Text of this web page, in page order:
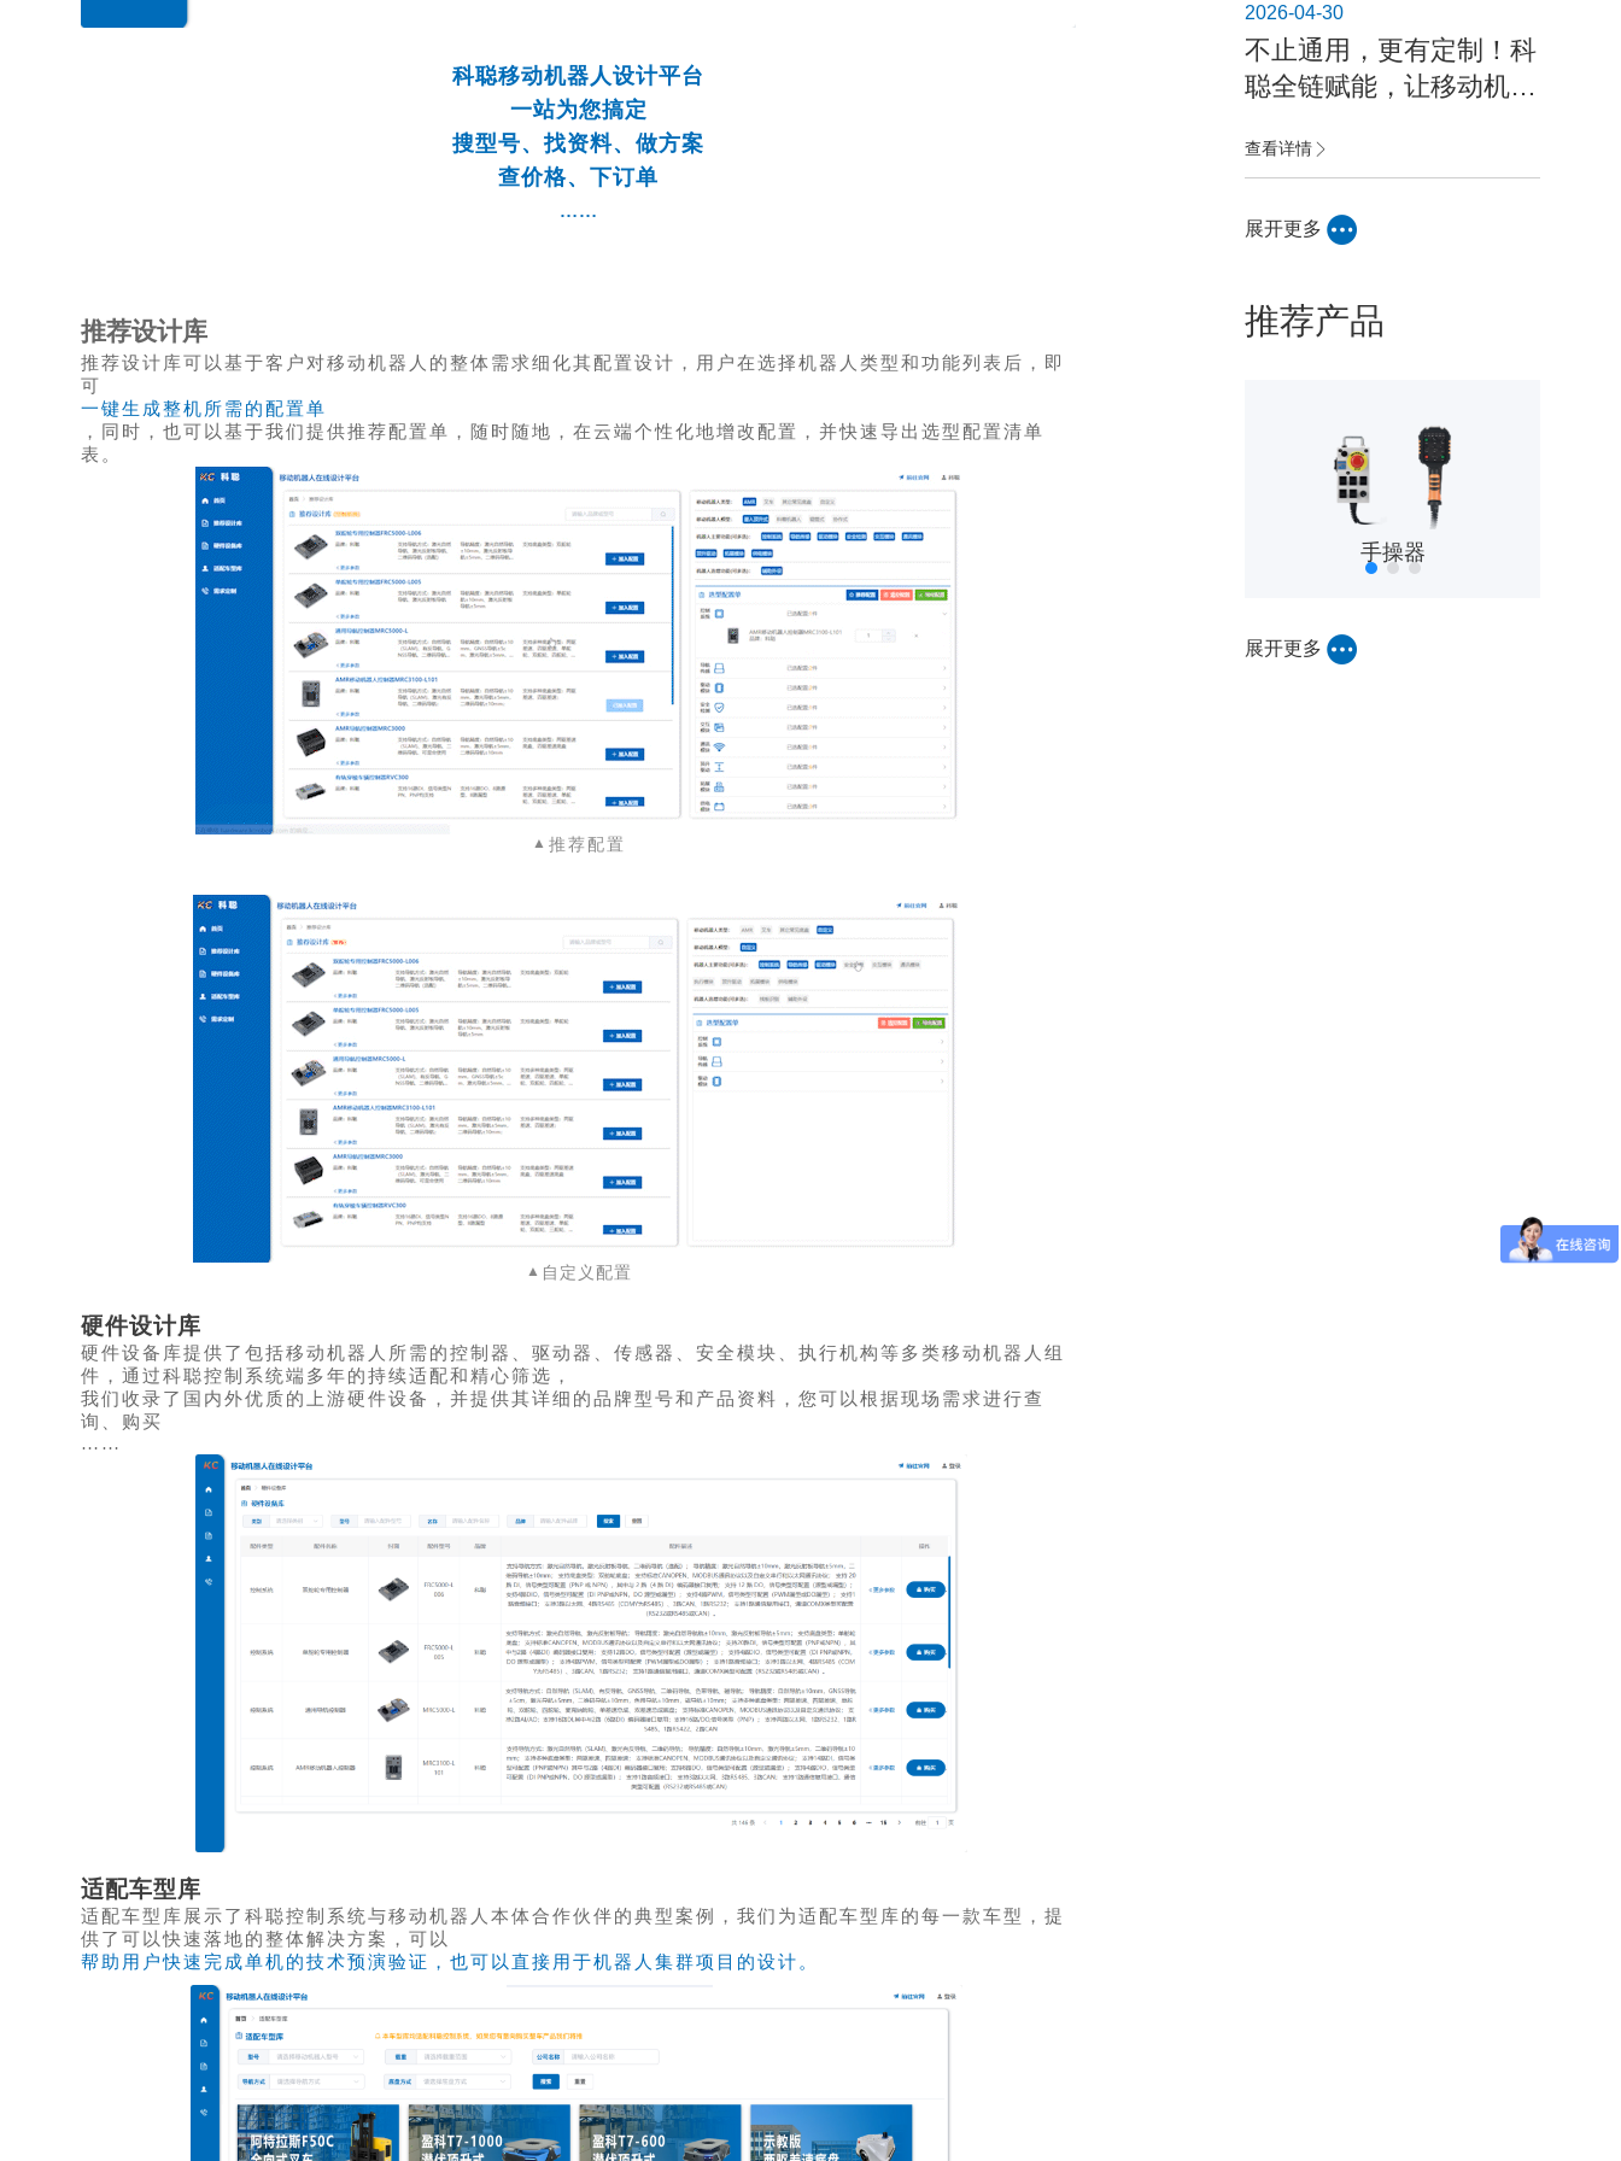
科聪移动机器人设计平台
一站为您搞定
搜型号、找资料、做方案
查价格、下订单
……
推荐设计库
推荐设计库可以基于客户对移动机器人的整体需求细化其配置设计，用户在选择机器人类型和功能列表后，即
可
一键生成整机所需的配置单
，同时，也可以基于我们提供推荐配置单，随时随地，在云端个性化地增改配置，并快速导出选型配置清单
表。
▲ 推荐配置
▲ 自定义配置
硬件设计库
硬件设备库提供了包括移动机器人所需的控制器、驱动器、传感器、安全模块、执行机构等多类移动机器人组
件，通过科聪控制系统端多年的持续适配和精心筛选，
我们收录了国内外优质的上游硬件设备，并提供其详细的品牌型号和产品资料，您可以根据现场需求进行查
询、购买
……
适配车型库
适配车型库展示了科聪控制系统与移动机器人本体合作伙伴的典型案例，我们为适配车型库的每一款车型，提
供了可以快速落地的整体解决方案，可以
帮助用户快速完成单机的技术预演验证，也可以直接用于机器人集群项目的设计。
2026-04-30
不止通用，更有定制！科
聪全链赋能，让移动机器
成本更低
查看详情
展开更多
推荐产品
手操器
展开更多